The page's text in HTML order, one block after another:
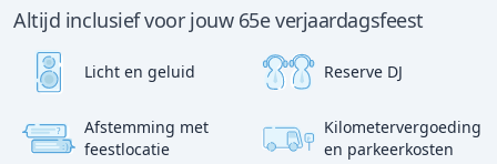
Altijd inclusief voor jouw 65e verjaardagsfeest
Licht en geluid Reserve DJ
?
:)
Afstemming met
feestlocatie
p
Kilometervergoeding
en parkeerkosten